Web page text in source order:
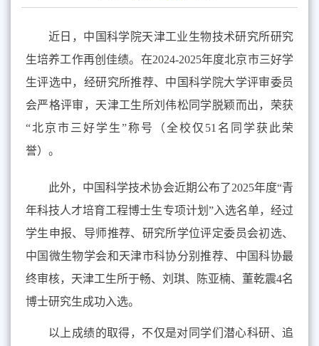
近日，中国科学院天津工业生物技术研究所研究
生培养工作再创佳绩。在2024-2025年度北京市三好学
生评选中，经研究所推荐、中国科学院大学评审委员
会严格评审， 天津工生所刘伟松同学脱颖而出，荣获
“北京市三好学生”称号（全校仅 51 名同学获此荣
誉）。
此外，中国科学技术协会近期公布了2025年度“青
年科技人才培育工程博士生专项计划”入选名单，经过
学生申报、导师推荐、研究所学位评定委员会初选、
中国微生物学会和天津市科协分别推荐、中国科协最
终审核， 天津工生所于畅、刘琪、陈亚楠、董乾震4名
博士研究生成功入选。
以上成绩的取得，不仅是对同学们潜心科研、追